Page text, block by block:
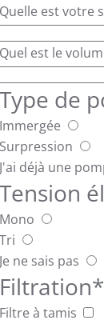
Quelle est votre
Quel est le
Type de
Immergée
Surpression
J'ai déjà une
Tension
Mono
Tri
Je ne sais pas
Filtration*
Filtre à tamis